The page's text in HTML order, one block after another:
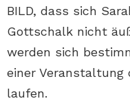
BILD, dass sich
Gottschalk nicht
werden sich
einer Veranstaltung
laufen.